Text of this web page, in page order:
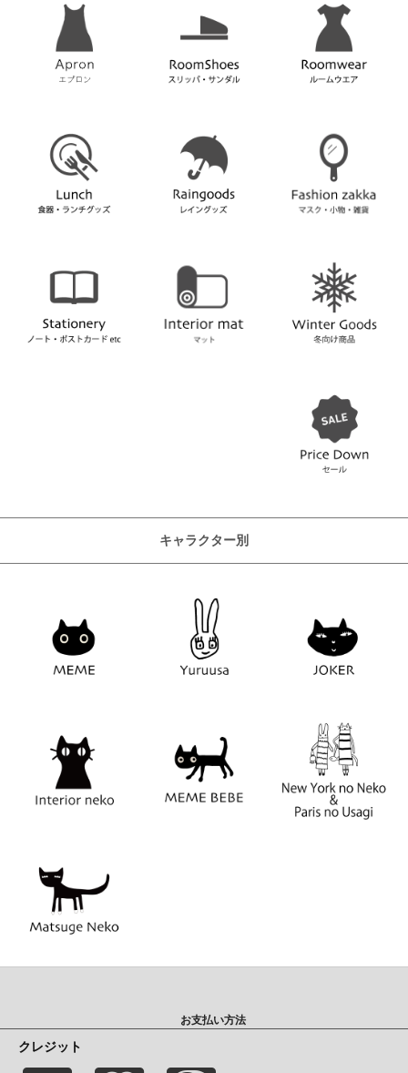
キャラクター別
お支払い方法
クレジット